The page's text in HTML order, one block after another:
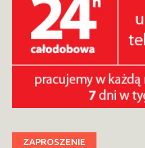
ZAPROSZENIE